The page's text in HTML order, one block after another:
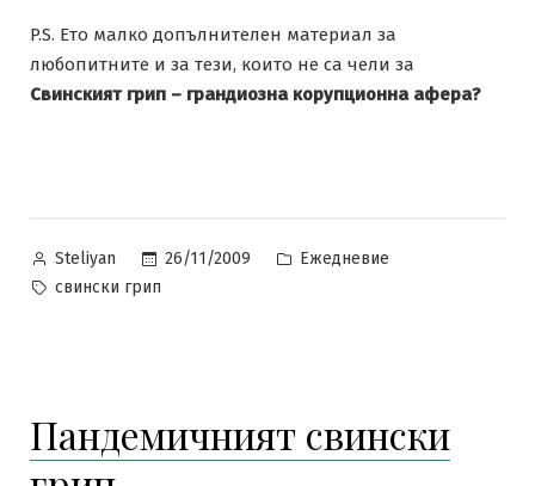
P.S. Ето малко допълнителен материал за
любопитните и за тези, които не са чели за
Свинският грип – грандиозна корупционна афера?
Posted
by
Steliyan 26/11/2009
Posted
Ежедневие
Tags:
свински грип
Пандемичният свински